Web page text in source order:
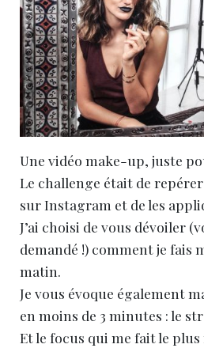
Une vidéo make-up, juste
Le challenge était de
sur Instagram et de les
J’ai choisi de vous dévoiler
demandé !) comment je fais
matin.
Je vous évoque également
en moins de 3 minutes : le
Et le focus qui me fait le